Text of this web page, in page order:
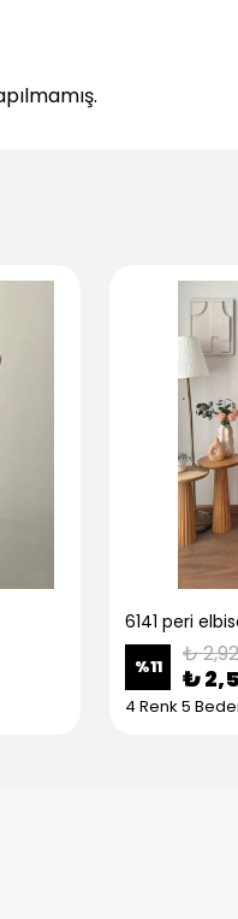
6141 peri
%11 ₺
₺
4 Renk 5